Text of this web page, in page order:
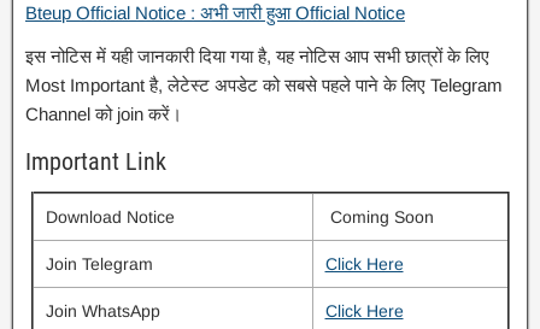
Bteup Official Notice : अभी जारी हुआ Official Notice
इस नोटिस में यही जानकारी दिया गया है, यह नोटिस आप सभी छात्रों के लिए
Most Important है, लेटेस्ट अपडेट को सबसे पहले पाने के लिए Telegram
Channel को join करें।
Important Link
Download Notice Coming Soon
Join Telegram Click Here
Join WhatsApp Click Here